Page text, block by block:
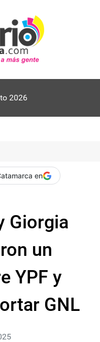
2026
en
Giorgia
un
YPF y
GNL